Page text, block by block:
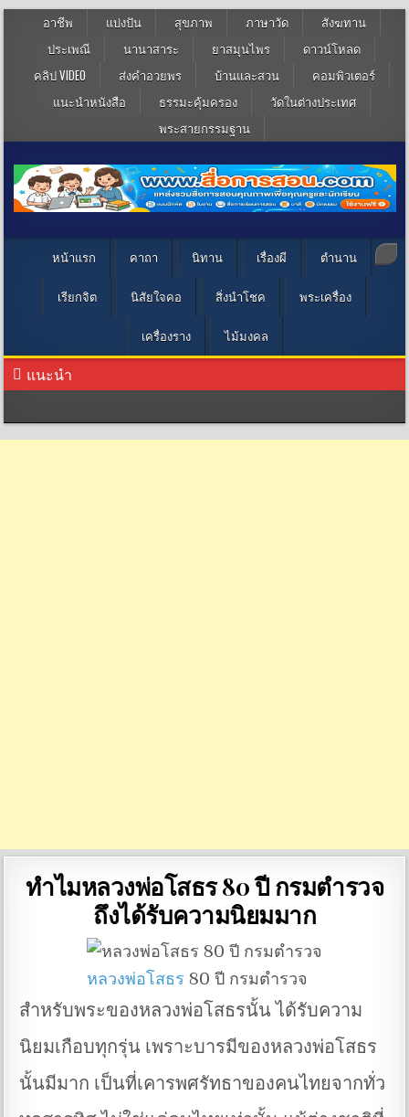
อาชีพ แบ่งปัน สุขภาพ ภาษาวัด
สังฆทาน
ประเพณี
นานาสาระ ยาสมุนไพร
ดาวน์โหลด
คลิป VIDEO
ส่งคำอวยพร บ้านและสวน
คอมพิวเตอร์
แนะนำหนังสือ
ธรรมะคุ้มครอง
วัดในต่างประเทศ
พระสายกรรมฐาน
หน้าแรก คาถา นิทาน เรื่องผี ตำนาน
เรียกจิต นิสัยใจคอ สิ่งนำโชค พระเครื่อง
เครื่องราง ไม้มงคล
แนะนำ
ทำไมหลวงพ่อโสธร 80 ปี กรมตำรวจ
ถึงได้รับความนิยมมาก
หลวงพ่อโสธร 80 ปี กรมตำรวจ
สำหรับพระของหลวงพ่อโสธรนั้น ได้รับความ
นิยมเกือบทุกรุ่น เพราะบารมีของหลวงพ่อโสธร
นั้นมีมาก เป็นที่เคารพศรัทธาของคนไทยจากทั่ว